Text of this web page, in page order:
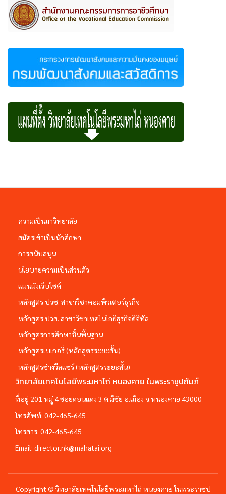
ความเป็นมาวิทยาลัย
สมัครเข้าเป็นนักศึกษา
การสนับสนุน
นโยบายความเป็นส่วนตัว
แผนผังเว็บไซต์
หลักสูตร ปวช. สาขาวิชาคอมพิวเตอร์ธุรกิจ
หลักสูตร ปวส. สาขาวิชาเทคโนโลยีธุรกิจดิจิทัล
หลักสูตรการศึกษาชั้นพื้นฐาน
หลักสูตรเบเกอรี่ (หลักสูตรระยะสั้น)
หลักสูตรช่างวีลแชร์ (หลักสูตรระยะสั้น)
วิทยาลัยเทคโนโลยีพระมหาไถ่ หนองคาย ในพระราชูปถัมภ์
ที่อยู่ 201 หมู่ 4 ซอยดอนแดง 3 ต.มีชัย อ.เมือง จ.หนองคาย 43000
โทรศัพท์: 042-465-645
โทรสาร: 042-465-645
Email: director.nk@mahatai.org
Copyright © วิทยาลัยเทคโนโลยีพระมหาไถ่ หนองคาย ในพระราชป